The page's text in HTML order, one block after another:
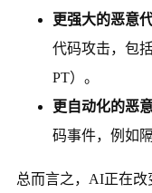
更强大的恶意
代码攻击，包
PT）。
更自动化的恶
码事件，例如
总而言之，AI正在